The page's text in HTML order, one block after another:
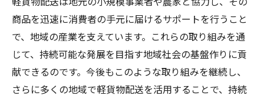
商品を迅速に消費者の手元に届けるサポートを行うこと
で、地域の産業を支えています。これらの取り組みを通
じて、持続可能な発展を目指す地域社会の基盤作りに貢
献できるのです。今後もこのような取り組みを継続し、
さらに多くの地域で軽貨物配送を活用することで、持続